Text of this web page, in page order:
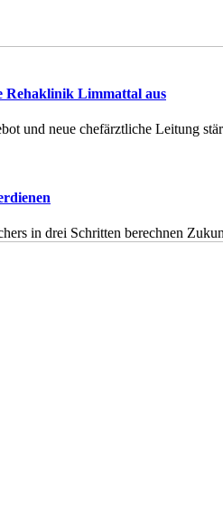
Rehaklinik Limmattal aus
und neue chefärztliche Leitung
in drei Schritten berechnen